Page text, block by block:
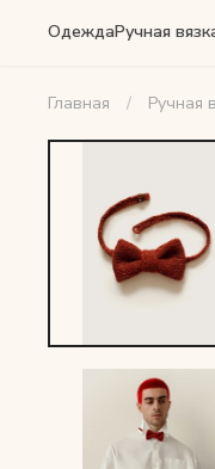
ОдеждаРучная
Главная Ручная